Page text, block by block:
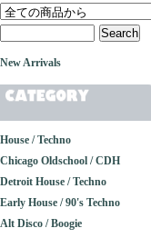
New Arrivals
House / Techno
Chicago Oldschool / CDH
Detroit House / Techno
Early House / 90's Techno
Alt Disco / Boogie